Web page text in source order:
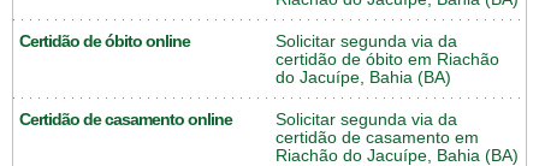
Certidão de óbito online
Solicitar segunda via da
certidão de óbito em Riachão
do Jacuípe, Bahia (BA)
Certidão de casamento online
Solicitar segunda via da
certidão de casamento em
Riachão do Jacuípe, Bahia (BA)